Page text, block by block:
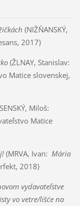
(NIŽŇANSKÝ,
2017)
(ŽLNAY, Stanislav:
Matice slovenskej,
Miloš:
Matice
(MRVA, Ivan: Mária
2018)
vydavateľstve
vo vetre/lišće na